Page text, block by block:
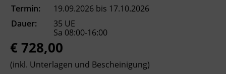
sicher einsetzen.
den Kraftstoffverbrauch durch
vorausschauendes Fahren optimieren.
die sozial- und güterrechtlichen
Vorschriften sowie das wirtschaftliche
Umfeld des Güterverkehrs anwenden.
Termin:
19.09.2026 bis 17.10.2026
Dauer:
35 UE
Sa 08:00-16:00
€ 728,00
(inkl. Unterlagen und Bescheinigung)